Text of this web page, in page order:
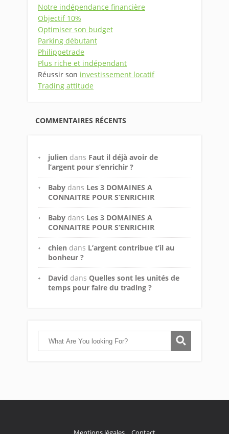
Notre indépendance financière
Objectif 10%
Optimiser son budget
Parking débutant
Philippetrade
Plus riche et indépendant
Réussir son investissement locatif
Trading attitude
COMMENTAIRES RÉCENTS
julien dans Faut il déjà avoir de
l’argent pour s’enrichir ?
Baby dans Les 3 DOMAINES A
CONNAITRE POUR S’ENRICHIR
Baby dans Les 3 DOMAINES A
CONNAITRE POUR S’ENRICHIR
chien dans L’argent contribue t’il au
bonheur ?
David dans Quelles sont les unités de
temps pour faire du trading ?